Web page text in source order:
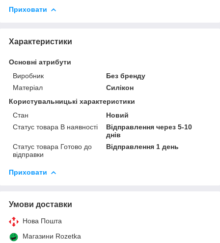
Приховати
Характеристики
Основні атрибути
Виробник
Без бренду
Матеріал
Силікон
Користувальницькі характеристики
Стан
Новий
Статус товара В наявності
Відправлення через 5-10
днів
Статус товара Готово до
відправки
Відправлення 1 день
Приховати
Умови доставки
Нова Пошта
Магазини Rozetka